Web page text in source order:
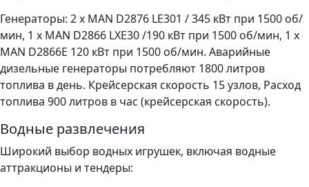
Генераторы: 2 x MAN D2876 LE301 / 345 кВт при 1500 об/
мин, 1 x MAN D2866 LXE30 /190 кВт при 1500 об/мин, 1 x
MAN D2866E 120 кВт при 1500 об/мин. Аварийные
дизельные генераторы потребляют 1800 литров
топлива в день. Крейсерская скорость 15 узлов, Расход
топлива 900 литров в час (крейсерская скорость).
Водные развлечения
Широкий выбор водных игрушек, включая водные
аттракционы и тендеры: